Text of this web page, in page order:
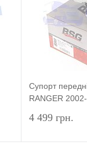
Супорт
RANGER
4 499 грн.